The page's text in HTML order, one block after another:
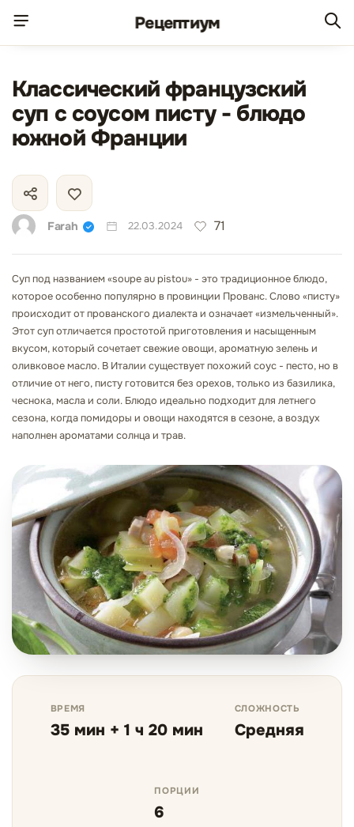
Рецептиум
Классический французский
суп с соусом писту - блюдо
южной Франции
Farah 22.03.2024 71
Суп под названием «soupe au pistou» - это традиционное блюдо,
которое особенно популярно в провинции Прованс. Слово «писту»
происходит от прованского диалекта и означает «измельченный».
Этот суп отличается простотой приготовления и насыщенным
вкусом, который сочетает свежие овощи, ароматную зелень и
оливковое масло. В Италии существует похожий соус - песто, но в
отличие от него, писту готовится без орехов, только из базилика,
чеснока, масла и соли. Блюдо идеально подходит для летнего
сезона, когда помидоры и овощи находятся в сезоне, а воздух
наполнен ароматами солнца и трав.
ВРЕМЯ
35 мин + 1 ч 20 мин
СЛОЖНОСТЬ
Средняя
ПОРЦИИ
6